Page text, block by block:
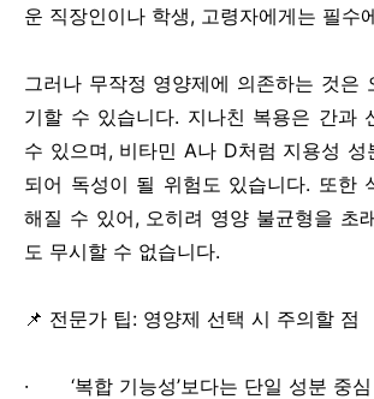
운 직장인이나 학생, 고령자에게는 필수
그러나 무작정 영양제에 의존하는 것은
기할 수 있습니다. 지나친 복용은 간과
수 있으며, 비타민 A나 D처럼 지용성 성
되어 독성이 될 위험도 있습니다. 또한
해질 수 있어, 오히려 영양 불균형을 초
도 무시할 수 없습니다.
📌 전문가 팁: 영양제 선택 시 주의할 점
· ‘복합 기능성’보다는 단일 성분 중